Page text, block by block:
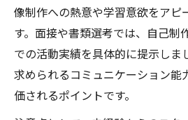
像制作への熱意や学習意欲をアピ
す。面接や書類選考では、自己制
での活動実績を具体的に提示しま
求められるコミュニケーション能
価されるポイントです。